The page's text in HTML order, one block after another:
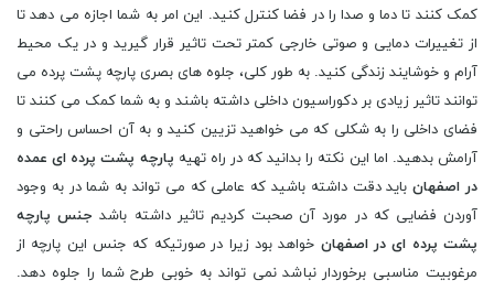
کمک کنند تا دما و صدا را در فضا کنترل کنید. این امر به شما اجازه می دهد تا
از تغییرات دمایی و صوتی خارجی کمتر تحت تاثیر قرار گیرید و در یک محیط
آرام و خوشایند زندگی کنید. به طور کلی، جلوه های بصری پارچه پشت پرده می
توانند تاثیر زیادی بر دکوراسیون داخلی داشته باشند و به شما کمک می کنند تا
فضای داخلی را به شکلی که می خواهید تزیین کنید و به آن احساس راحتی و
آرامش بدهید. اما این نکته را بدانید که در راه تهیه پارچه پشت پرده ای عمده
در اصفهان باید دقت داشته باشید که عاملی که می تواند به شما در به وجود
آوردن فضایی که در مورد آن صحبت کردیم تاثیر داشته باشدجنس پارچه
پشت پرده ای در اصفهان خواهد بود زیرا در صورتیکه که جنس این پارچه از
مرغوبیت مناسبی برخوردار نباشد نمی تواند به خوبی طرح شما را جلوه دهد.